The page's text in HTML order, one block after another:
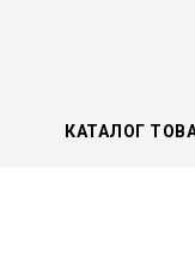
КАТАЛОГ